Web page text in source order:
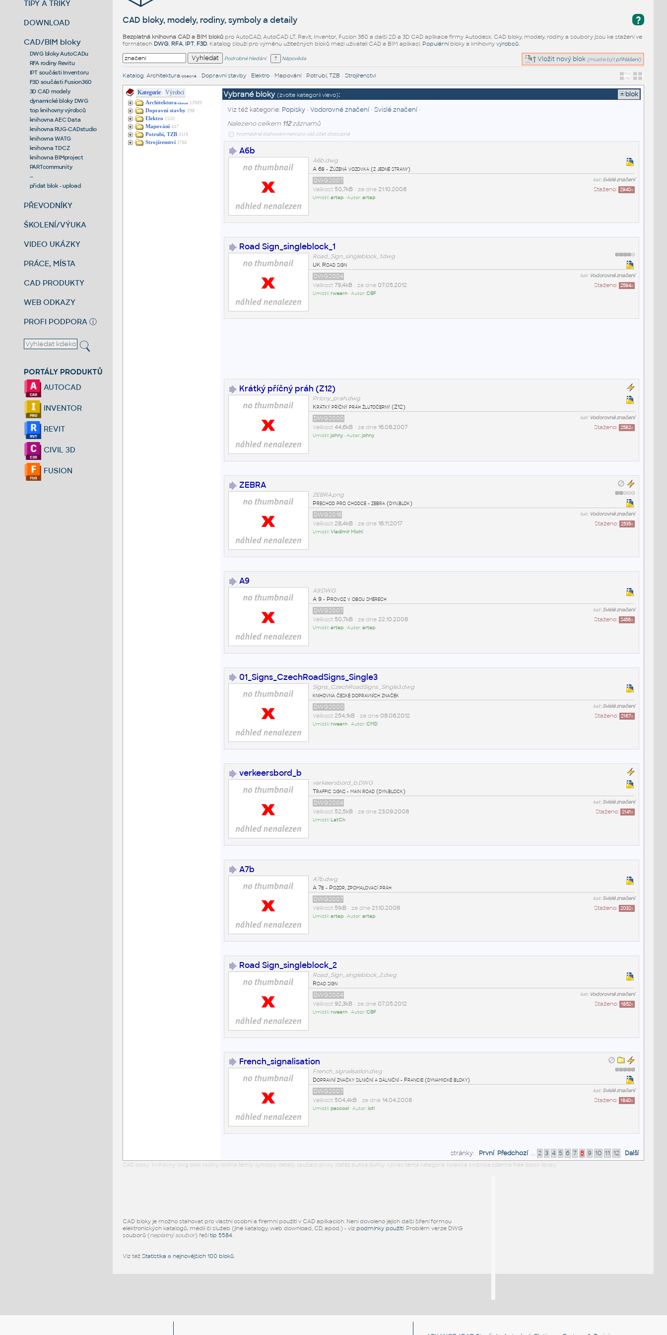
TIPY A TRIKY
DOWNLOAD
CAD/BIM bloky
DWG bloky AutoCADu
RFA rodiny Revitu
IPT součásti Inventoru
F3D součásti Fusion360
3D CAD modely
dynamické bloky DWG
top knihovny výrobců
knihovna AEC Data
knihovna RUG-CADstudio
knihovna WATG
knihovna TDCZ
knihovna BIMproject
PARTcommunity
--
přidat blok - upload
PŘEVODNÍKY
ŠKOLENÍ/VÝUKA
VIDEO UKÁZKY
PRÁCE, MÍSTA
CAD PRODUKTY
WEB ODKAZY
PROFI PODPORA ⓘ
PORTÁLY PRODUKTŮ
AUTOCAD
INVENTOR
REVIT
CIVIL 3D
FUSION
?
CAD bloky, modely, rodiny, symboly a detaily
Bezplatná knihovna CAD a BIM blokůpro AutoCAD, AutoCAD LT, Revit, Inventor, Fusion 360 a další 2D a 3D CAD aplikace firmy Autodesk. CAD bloky, modely, rodiny a soubory jsou ke stažení ve
formátech DWG, RFA, IPT, F3D. Katalog slouží pro výměnu užitečných bloků mezi uživateli CAD a BIM aplikací. Populárníbloky a knihovny výrobců.
Vložit nový blok (musíte být přihlášeni)
Podrobné hledání Nápověda
Katalog: Architektura /obecné• Dopravní stavby• Elektro• Mapování• Potrubí, TZB • Strojírenství
Kategorie Výrobci
Architektura/obecné 13909
Dopravní stavby 398
Elektro 1550
Mapování 447
Potrubí, TZB 3119
Strojírenství 3766
Vybrané bloky (zvolte kategorii vlevo):
blok
Viz též kategorie: Popisky• Vodorovné značení• Svislé značení•
Nalezeno celkem 112záznamů
hromadné stahování není pro váš účet dostupné
A6b
A6b.dwg
A 6b - Zúžená vozovka (z jedné strany)
kat:Svislé značení
DWG2007
Staženo: 2940x
Velikost 50,7kB• ze dne 21.10.2008
Umístil:artap• Autor:artap
Road Sign_singleblock_1
Road_Sign_singleblock_1.dwg
UK Road sign
kat: Vodorovné značení
DWG2004
Staženo: 2594x
Velikost 79,4kB• ze dne 07.05.2012
Umístil:rwearn• Autor:CBF
Krátký příčný práh (Z12)
Pricny_prah.dwg
Krátký příčný práh žlutočerný (Z12)
kat: Vodorovné značení
DWG2000
Staženo: 2582x
Velikost 44,6kB• ze dne 16.08.2007
Umístil:johny• Autor:johny
ZEBRA
ZEBRA.png
Přechod pro chodce - zebra (dyn.blok)
kat: Vodorovné značení
DWG2018
Staženo: 2535x
Velikost 28,4kB• ze dne 18.11.2017
Umístil:Vladimír Michl
A9
A9.DWG
A 9 - Provoz v obou směrech
kat:Svislé značení
DWG2007
Staženo: 2456x
Velikost 50,7kB• ze dne 22.10.2008
Umístil:artap• Autor:artap
01_Signs_CzechRoadSigns_Single3
Signs_CzechRoadSigns_Single3.dwg
knihovna české dopravních značek
kat:Svislé značení
DWG2000
Staženo: 2167x
Velikost 254,1kB• ze dne 08.06.2012
Umístil:rwearn• Autor:CMD
verkeersbord_b
verkeersbord_b.DWG
Traffic signs - main road (dyn.block)
kat:Svislé značení
DWG2004
Staženo: 2141x
Velikost 52,5kB• ze dne 23.09.2008
Umístil: LatCh
A7b
A7b.dwg
A 7b - Pozor, zpomalovací práh
kat:Svislé značení
DWG2007
Staženo: 2032x
Velikost 51kB• ze dne 21.10.2008
Umístil:artap• Autor:artap
Road Sign_singleblock_2
Road_Sign_singleblock_2.dwg
Road sign
kat: Vodorovné značení
DWG2004
Staženo: 1852x
Velikost 92,3kB• ze dne 07.05.2012
Umístil:rwearn• Autor:CBF
French_signalisation
French_signalisation.dwg
Dopravní značky silniční a dálniční - Francie (dynamické bloky)
kat:Svislé značení
DWG2007
Staženo: 1840x
Velikost 504,4kB• ze dne 14.04.2008
Umístil:pascool• Autor: lot!
stránky: První Předchozí... 2 3 4 5 6 7 8 9 10 11 12 Další
CAD bloky: knihovny dwg blok rodiny rodina family symboly detaily součásti prvky stafáž buňka buňky výkres téma kategorie kolekce knižnica zdarma free block library
CAD bloky je možno stahovat pro vlastní osobní a firemní použití v CAD aplikacích. Není dovoleno jejich další šíření formou
elektronických katalogů, médií či služeb (jiné katalogy, web download, CD, apod.) - viz podmínky použití. Problém verze DWG
souborů (neplatný soubor) řešítip 5584.
Viz též Statistika a nejnovějších 100 bloků.